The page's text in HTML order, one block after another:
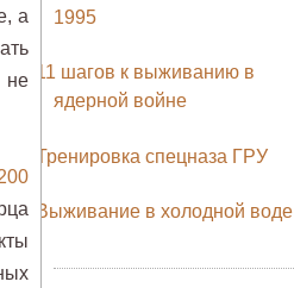
а
не
1995
11 шагов к выживанию в
ядерной войне
Тренировка спецназа ГРУ
Выживание в холодной воде